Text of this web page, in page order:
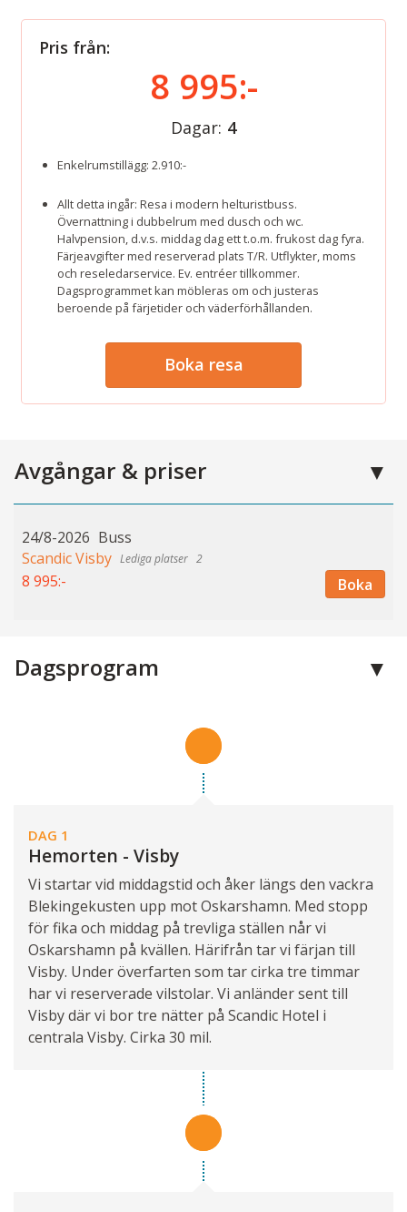
Pris från:
8 995:-
Dagar: 4
Enkelrumstillägg: 2.910:-
Allt detta ingår: Resa i modern helturistbuss.
Övernattning i dubbelrum med dusch och wc.
Halvpension, d.v.s. middag dag ett t.o.m. frukost dag fyra.
Färjeavgifter med reserverad plats T/R. Utflykter, moms
och reseledarservice. Ev. entréer tillkommer.
Dagsprogrammet kan möbleras om och justeras
beroende på färjetider och väderförhållanden.
Boka resa
Avgångar & priser
24/8-2026 Buss
Scandic Visby
2
8 995:- Boka
Dagsprogram
DAG 1
Hemorten - Visby
Vi startar vid middagstid och åker längs den vackra
Blekingekusten upp mot Oskarshamn. Med stopp
för fika och middag på trevliga ställen når vi
Oskarshamn på kvällen. Härifrån tar vi färjan till
Visby. Under överfarten som tar cirka tre timmar
har vi reserverade vilstolar. Vi anländer sent till
Visby där vi bor tre nätter på Scandic Hotel i
centrala Visby. Cirka 30 mil.